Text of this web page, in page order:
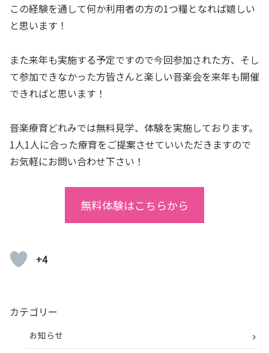
この経験を通して何か利用者の方の1つ糧となれば嬉しい
と思います！
また来年も実施する予定ですので今回参加された方、そし
て参加できなかった方皆さんと楽しい音楽会を来年も開催
できればと思います！
音楽療育どれみでは無料見学、体験を実施しております。
1人1人に合った療育をご提案させていいただきますので
お気軽にお問い合わせ下さい！
無料体験はこちらから
+4
カテゴリー
お知らせ